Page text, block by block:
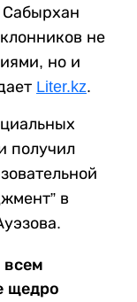
Сабырхан
не
но и
Liter.kz.
получил
в
всем
щедро